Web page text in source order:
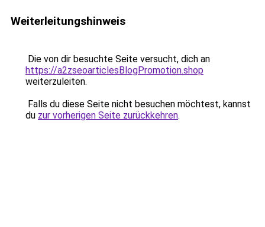
Weiterleitungshinweis
Die von dir besuchte Seite versucht, dich an
https://a2zseoarticlesBlogPromotion.shop
weiterzuleiten.
Falls du diese Seite nicht besuchen möchtest, kannst
du zur vorherigen Seite zurückkehren.